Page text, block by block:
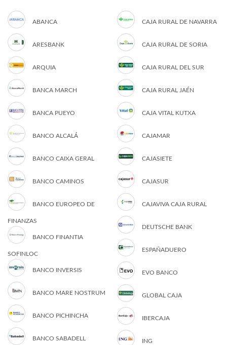
ABANCA
ARESBANK
ARQUIA
BANCA MARCH
BANCA PUEYO
BANCO ALCALÁ
BANCO CAIXA GERAL
BANCO CAMINOS
BANCO EUROPEO DE
FINANZAS
BANCO FINANTIA
SOFINLOC
BANCO INVERSIS
BANCO MARE NOSTRUM
BANCO PICHINCHA
BANCO SABADELL
CAJA RURAL DE NAVARRA
CAJA RURAL DE SORIA
CAJA RURAL DEL SUR
CAJA RURAL JAÉN
CAJA VITAL KUTXA
CAJAMAR
CAJASIETE
CAJASUR
CAJAVIVA CAJA RURAL
DEUTSCHE BANK
ESPAÑADUERO
EVO BANCO
GLOBAL CAJA
IBERCAJA
ING